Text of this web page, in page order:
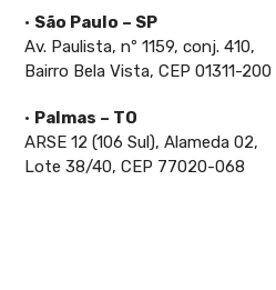
• São Paulo – SP
Av. Paulista, nº 1159, conj. 410,
Bairro Bela Vista, CEP 01311-200
• Palmas – TO
ARSE 12 (106 Sul), Alameda 02,
Lote 38/40, CEP 77020-068